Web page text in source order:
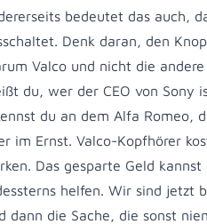
bedeutet das auch,
Denk daran, den
Valco und nicht die andere
du, wer der CEO von Sony
du an dem Alfa Romeo,
im Ernst. Valco-Kopfhörer
Das gesparte Geld
helfen. Wir sind jetzt
dann die Sache, die sonst